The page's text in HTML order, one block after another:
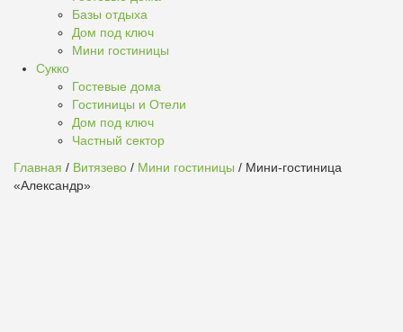
Базы отдыха
Дом под ключ
Мини гостиницы
Сукко
Гостевые дома
Гостиницы и Отели
Дом под ключ
Частный сектор
Главная / Витязево / Мини гостиницы / Мини-гостиница
«Александр»